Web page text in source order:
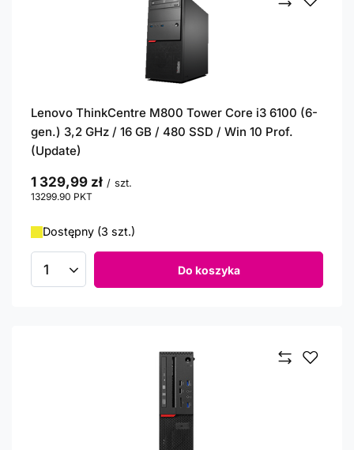
Lenovo ThinkCentre M800 Tower Core i3 6100 (6-
gen.) 3,2 GHz / 16 GB / 480 SSD / Win 10 Prof.
(Update)
1 329,99 zł / szt.
13299.90 PKT
Dostępny (3 szt.)
Ilość produktów Do koszyka